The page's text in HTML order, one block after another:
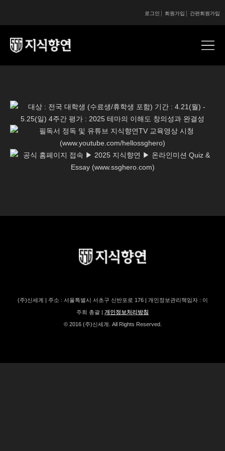
간편회원가입
회원가입
로그인
(주)신세계 | 주소 : 서울특별시 서초구 신반포로 176 | 개인정보관리책임자 : 이
주희 총괄 | 개인정보처리방침